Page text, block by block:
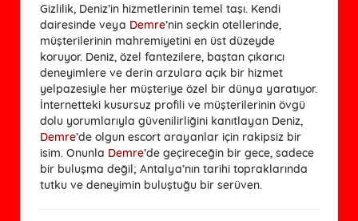
Gizlilik, Deniz’in hizmetlerinin temel taşı. Kendi
dairesinde veya Demre’nin seçkin otellerinde,
müşterilerinin mahremiyetini en üst düzeyde
koruyor. Deniz, özel fantezilere, baştan çıkarıcı
deneyimlere ve derin arzulara açık bir hizmet
yelpazesiyle her müşteriye özel bir dünya yaratıyor.
İnternetteki kusursuz profili ve müşterilerinin övgü
Demre’de olgun escort arayanlar için rakipsiz bir
isim. Onunla Demre’de geçireceğin bir gece, sadece
bir buluşma değil; Antalya’nın tarihi topraklarında
tutku ve deneyimin buluştuğu bir serüven.